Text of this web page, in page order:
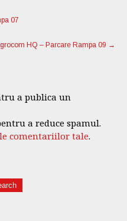
07
HQ – Parcare Rampa 09 →
a publica un
a reduce spamul.
comentariilor tale.